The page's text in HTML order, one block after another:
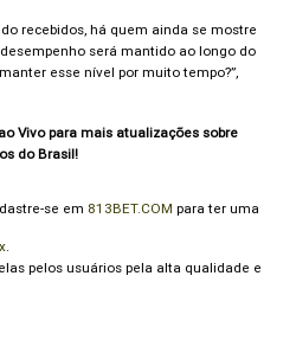
recebidos, há quem ainda se mostre
será mantido ao longo do
esse nível por muito tempo?”,
Vivo para mais atualizações sobre
do Brasil!
se em 813BET.COM para ter uma
.
pelos usuários pela alta qualidade e